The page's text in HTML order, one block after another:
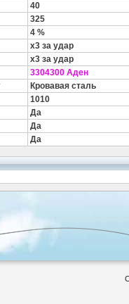
40
325
4 %
x3 за удар
x3 за удар
3304300 Аден
Кровавая сталь
1010
Да
Да
Да